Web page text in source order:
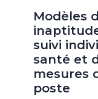
Modèles
suivi
santé et
mesures
poste